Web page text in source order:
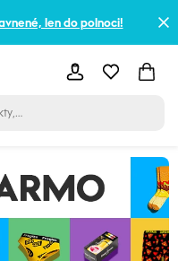
len do polnoci!